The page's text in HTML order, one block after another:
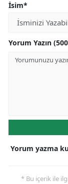
İsim*
Yorum Yazın
Yorum yazma
* Bu içerik ile